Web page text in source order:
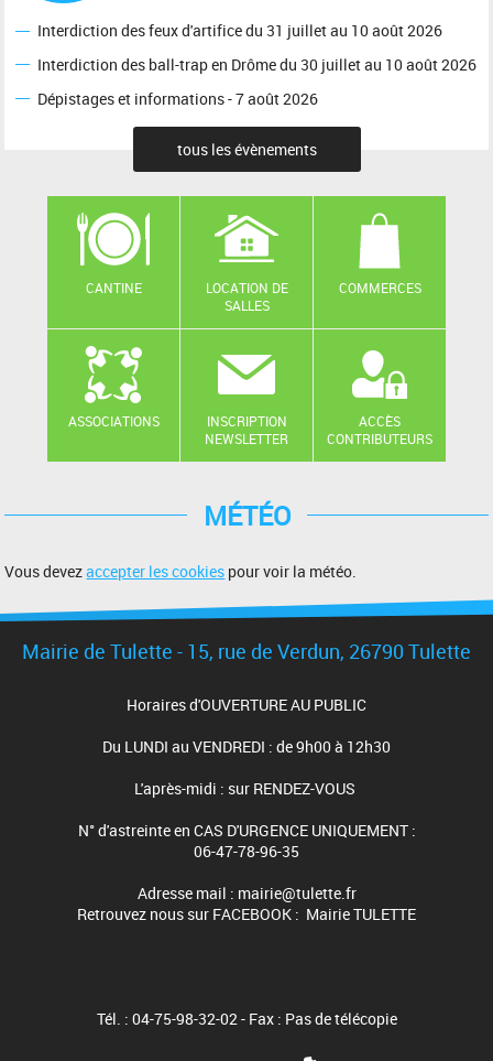
Interdiction des feux d'artifice du 31 juillet au 10 août 2026
Interdiction des ball-trap en Drôme du 30 juillet au 10 août 2026
Dépistages et informations - 7 août 2026
tous les évènements
CANTINE
LOCATION DE
SALLES
COMMERCES
ASSOCIATIONS
INSCRIPTION
NEWSLETTER
ACCÈS
CONTRIBUTEURS
MÉTÉO
Vous devezaccepter les cookies pour voir la météo.
Mairie de Tulette - 15, rue de Verdun, 26790 Tulette
Horaires d'OUVERTURE AU PUBLIC
Du LUNDI au VENDREDI : de 9h00 à 12h30
L'après-midi : sur RENDEZ-VOUS
N° d'astreinte en CAS D'URGENCE UNIQUEMENT :
06-47-78-96-35
Adresse mail : mairie@tulette.fr
Retrouvez nous sur FACEBOOK : Mairie TULETTE
Tél. : 04-75-98-32-02 - Fax : Pas de télécopie